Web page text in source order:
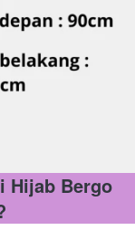
Hijab Bergo